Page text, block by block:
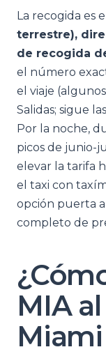
La recogida es
terrestre),
de recogida
el número
el viaje
Salidas; sigue
Por la noche,
picos de junio-
elevar la tarifa
el taxi con
opción puerta
completo de
MIA